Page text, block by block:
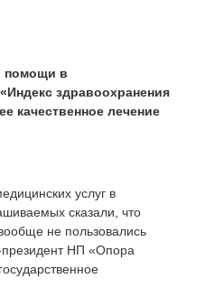
помощи в
здравоохранения
качественное лечение
услуг в
сказали, что
не пользовались
президент НП «Опора